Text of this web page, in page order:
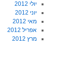
יולי 2012
יוני 2012
מאי 2012
אפריל 2012
מרץ 2012